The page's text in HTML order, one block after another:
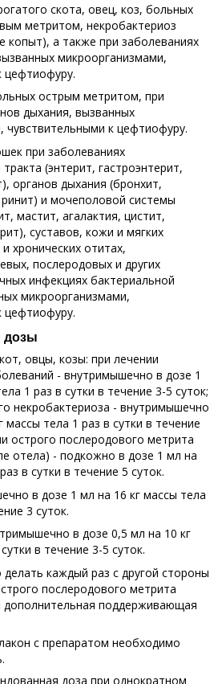
скота, овец, коз, больных
метритом, некробактериоз
копыт), а также при заболеваниях
микроорганизмами,
цефтиофуру.
острым метритом, при
дыхания, вызванных
чувствительными к цефтиофуру.
при заболеваниях
(энтерит, гастроэнтерит,
органов дыхания (бронхит,
и мочеполовой системы
мастит, агалактия, цистит,
суставов, кожи и мягких
хронических отитах,
послеродовых и других
инфекциях бактериальной
микроорганизмами,
цефтиофуру.
дозы
овцы, козы: при лечении
- внутримышечно в дозе 1
1 раз в сутки в течение 3-5 суток;
некробактериоза - внутримышечно
массы тела 1 раз в сутки в течение
острого послеродового метрита
отела) - подкожно в дозе 1 мл на
в сутки в течение 5 суток.
в дозе 1 мл на 16 кг массы тела
3 суток.
в дозе 0,5 мл на 10 кг
в течение 3-5 суток.
каждый раз с другой стороны
послеродового метрита
поддерживающая
с препаратом необходимо
доза при однократном